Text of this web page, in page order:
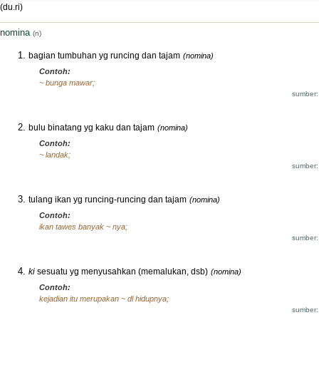
(du.ri)
nomina (n)
bagian tumbuhan yg runcing dan tajam (nomina)
Contoh:
~ bunga mawar;
bulu binatang yg kaku dan tajam (nomina)
Contoh:
~ landak;
tulang ikan yg runcing-runcing dan tajam (nomina)
Contoh:
ikan tawes banyak ~ nya;
ki sesuatu yg menyusahkan (memalukan, dsb) (nomina)
Contoh:
kejadian itu merupakan ~ dl hidupnya;